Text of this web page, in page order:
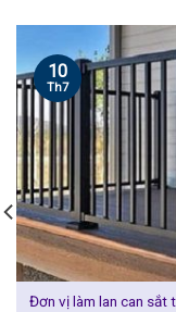
Đơn vị làm lan can sắt
10
Th7